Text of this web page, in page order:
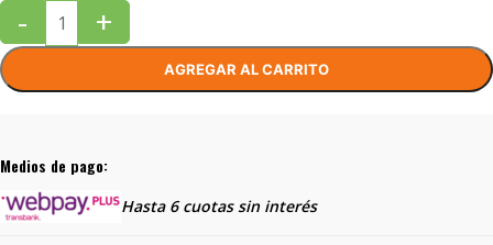
- +
AGREGAR AL CARRITO
Medios de pago:
Hasta 6 cuotas sin interés